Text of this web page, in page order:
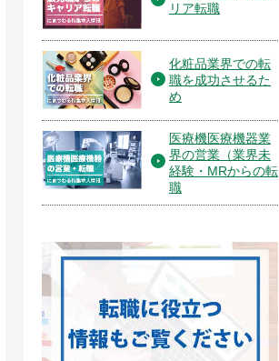
リア転職
化粧品業界での転
職を成功させるた
め
医療機医療機器業
界の営業（業界未
経験・MRからの転
職